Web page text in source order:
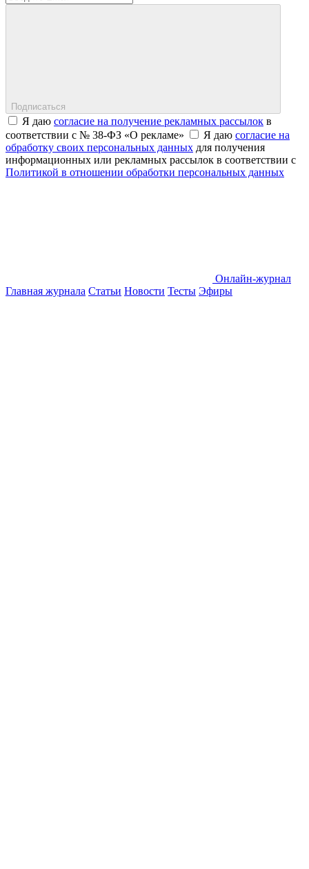
Подписаться
Я даю согласие на получение рекламных рассылок в
соответствии с № 38-ФЗ «О рекламе»
Я даю согласие на
обработку своих персональных данных для получения
информационных или рекламных рассылок в соответствии с
Политикой в отношении обработки персональных данных
Онлайн-журнал
Главная журнала Статьи Новости Тесты Эфиры